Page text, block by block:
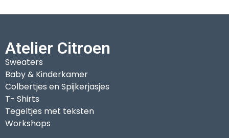
Atelier Citroen
Sweaters
Baby & Kinderkamer
Colbertjes en Spijkerjasjes
T- Shirts
Tegeltjes met teksten
Workshops